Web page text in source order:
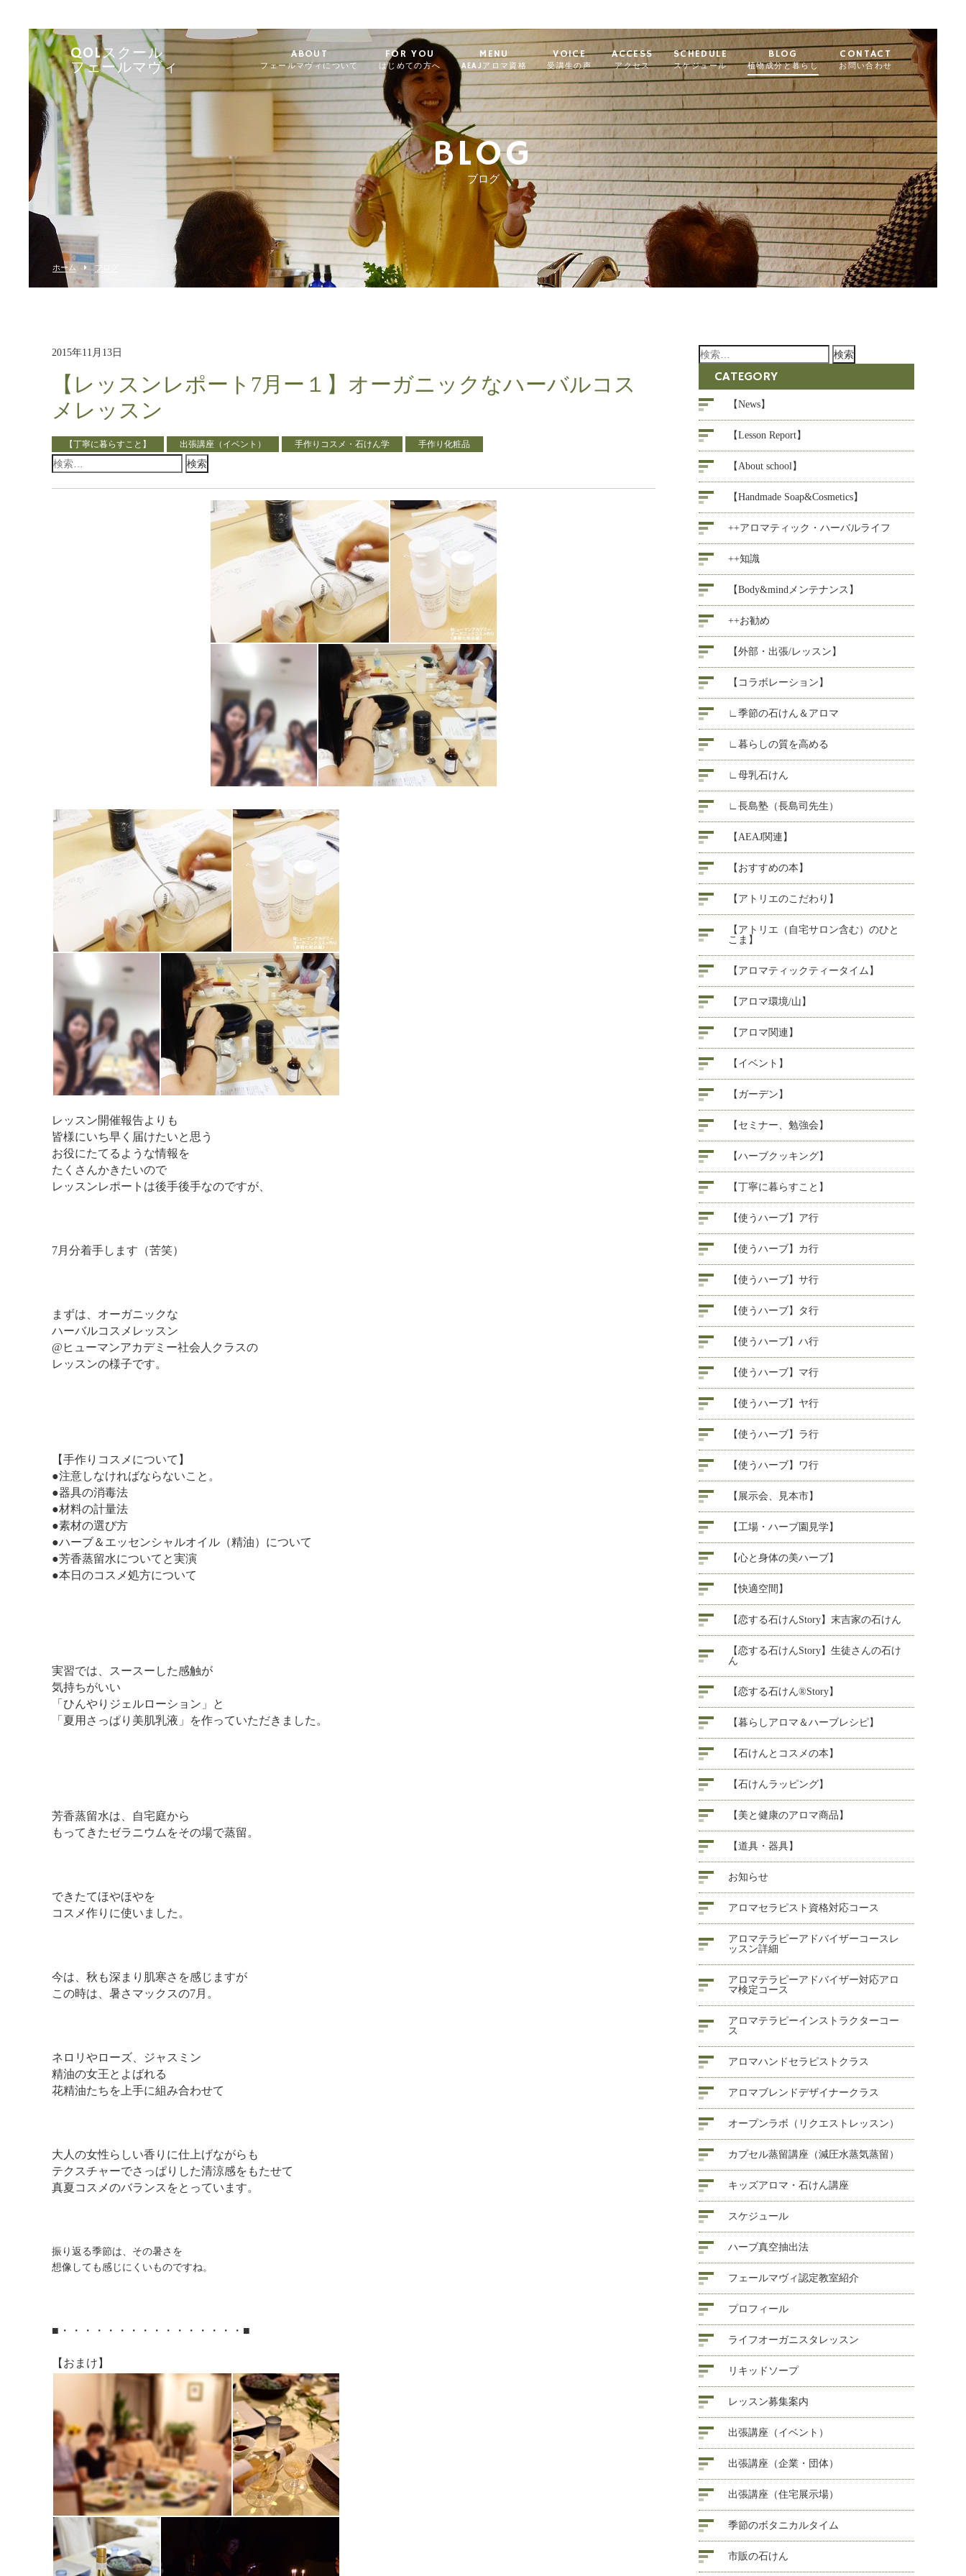
QOLスクール
フェールマヴィ
ABOUT
フェールマヴィについて
FOR YOU
はじめての方へ
MENU
AEAJアロマ資格
VOICE
受講生の声
ACCESS
アクセス
SCHEDULE
スケジュール
BLOG
植物成分と暮らし
CONTACT
お問い合わせ
BLOG
ブログ
ホーム ブログ
2015年11月13日
【レッスンレポート7月ー１】オーガニックなハーバルコス
メレッスン
【丁寧に暮らすこと】 出張講座（イベント） 手作りコスメ・石けん学 手作り化粧品
検
レッスン開催報告よりも
皆様にいち早く届けたいと思う
お役にたてるような情報を
たくさんかきたいので
レッスンレポートは後手後手なのですが、
7月分着手します（苦笑）
まずは、オーガニックな
ハーバルコスメレッスン
@ヒューマンアカデミー社会人クラスの
レッスンの様子です。
【手作りコスメについて】
●注意しなければならないこと。
●器具の消毒法
●材料の計量法
●素材の選び方
●ハーブ＆エッセンシャルオイル（精油）について
●芳香蒸留水についてと実演
●本日のコスメ処方について
実習では、スースーした感触が
気持ちがいい
「ひんやりジェルローション」と
「夏用さっぱり美肌乳液」を作っていただきました。
芳香蒸留水は、自宅庭から
もってきたゼラニウムをその場で蒸留。
できたてほやほやを
コスメ作りに使いました。
今は、秋も深まり肌寒さを感じますが
この時は、暑さマックスの7月。
ネロリやローズ、ジャスミン
精油の女王とよばれる
花精油たちを上手に組み合わせて
大人の女性らしい香りに仕上げながらも
テクスチャーでさっぱりした清涼感をもたせて
真夏コスメのバランスをとっています。
振り返る季節は、その暑さを
想像しても感じにくいものですね。
■・・・・・・・・・・・・・・・・■
【おまけ】
検
CATEGORY
【News】
【Lesson Report】
【About school】
【Handmade Soap&Cosmetics】
++アロマティック・ハーバルライフ
++知識
【Body&mindメンテナンス】
++お勧め
【外部・出張/レッスン】
【コラボレーション】
∟季節の石けん＆アロマ
∟暮らしの質を高める
∟母乳石けん
∟長島塾（長島司先生）
【AEAJ関連】
【おすすめの本】
【アトリエのこだわり】
【アトリエ（自宅サロン含む）のひと
こま】
【アロマティックティータイム】
【アロマ環境/山】
【アロマ関連】
【イベント】
【ガーデン】
【セミナー、勉強会】
【ハーブクッキング】
【丁寧に暮らすこと】
【使うハーブ】ア行
【使うハーブ】カ行
【使うハーブ】サ行
【使うハーブ】タ行
【使うハーブ】ハ行
【使うハーブ】マ行
【使うハーブ】ヤ行
【使うハーブ】ラ行
【使うハーブ】ワ行
【展示会、見本市】
【工場・ハーブ園見学】
【心と身体の美ハーブ】
【快適空間】
【恋する石けんStory】末吉家の石けん
【恋する石けんStory】生徒さんの石け
ん
【恋する石けん®Story】
【暮らしアロマ＆ハーブレシピ】
【石けんとコスメの本】
【石けんラッピング】
【美と健康のアロマ商品】
【道具・器具】
お知らせ
アロマセラピスト資格対応コース
アロマテラピーアドバイザーコースレ
ッスン詳細
アロマテラピーアドバイザー対応アロ
マ検定コース
アロマテラピーインストラクターコー
ス
アロマハンドセラピストクラス
アロマブレンドデザイナークラス
オープンラボ（リクエストレッスン）
カプセル蒸留講座（減圧水蒸気蒸留）
キッズアロマ・石けん講座
スケジュール
ハーブ真空抽出法
フェールマヴィ認定教室紹介
プロフィール
ライフオーガニスタレッスン
リキッドソープ
レッスン募集案内
出張講座（イベント）
出張講座（企業・団体）
出張講座（住宅展示場）
季節のボタニカルタイム
市販の石けん